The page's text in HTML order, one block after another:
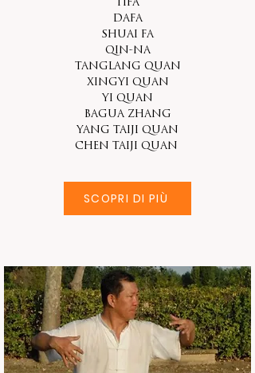
DAFA
SHUAI FA
QIN-NA
TangLang Quan
XingYi quan
Yi Quan
Bagua Zhang
Yang Taiji quan
chen taiji quan
SCOPRI DI PIÙ